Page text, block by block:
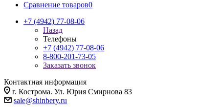
Сравнение товаров0
+7 (4942) 77-08-06
Назад
Телефоны
+7 (4942) 77-08-06
8-800-201-73-05
Заказать звонок
Контактная информация
г. Кострома. Ул. Юрия Смирнова 83
sale@shinbery.ru